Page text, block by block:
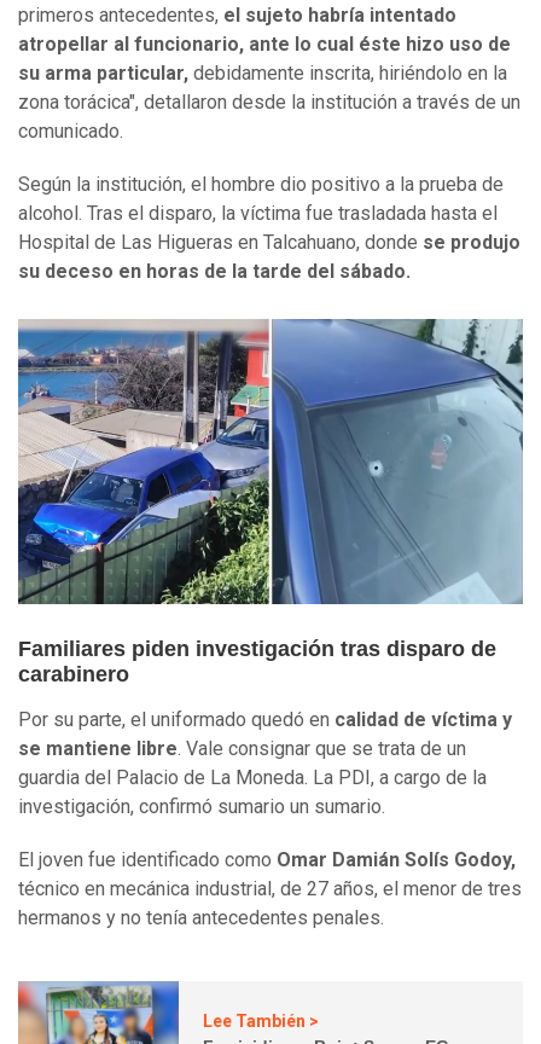
primeros antecedentes, el sujeto habría intentado
atropellar al funcionario, ante lo cual éste hizo uso de
su arma particular, debidamente inscrita, hiriéndolo en la
zona torácica", detallaron desde la institución a través de un
comunicado.
Según la institución, el hombre dio positivo a la prueba de
alcohol. Tras el disparo, la víctima fue trasladada hasta el
Hospital de Las Higueras en Talcahuano, donde se produjo
su deceso en horas de la tarde del sábado.
Familiares piden investigación tras disparo de
carabinero
Por su parte, el uniformado quedó en calidad de víctima y
se mantiene libre. Vale consignar que se trata de un
guardia del Palacio de La Moneda. La PDI, a cargo de la
investigación, confirmó sumario un sumario.
El joven fue identificado como Omar Damián Solís Godoy,
técnico en mecánica industrial, de 27 años, el menor de tres
hermanos y no tenía antecedentes penales.
Lee También >